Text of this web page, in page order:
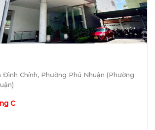
Đình Chính, Phường Phú Nhuận (Phường
C